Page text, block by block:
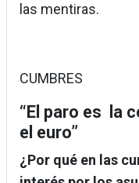
las mentiras.
CUMBRES
“El paro es la
el euro”
¿Por qué en las